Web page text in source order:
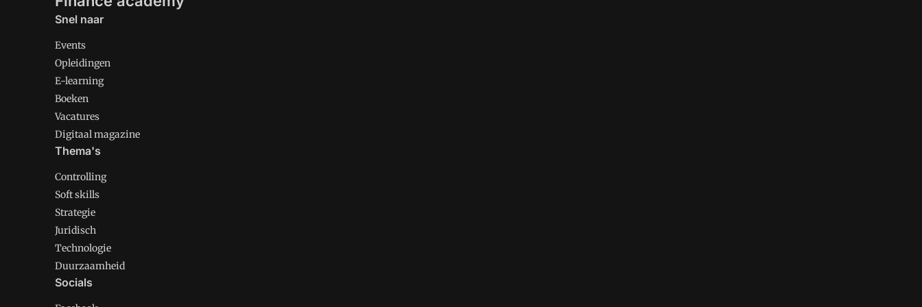
Snel naar
Events
Opleidingen
E-learning
Boeken
Vacatures
Digitaal magazine
Thema's
Controlling
Soft skills
Strategie
Juridisch
Technologie
Duurzaamheid
Socials